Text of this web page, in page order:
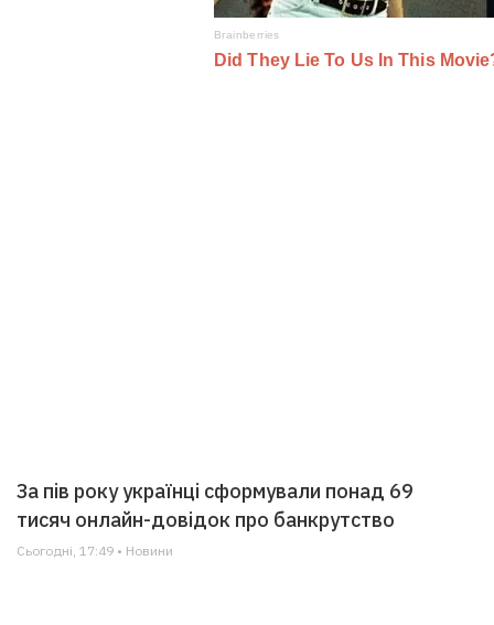
За пів року українці сформували понад 69
тисяч онлайн-довідок про банкрутство
Сьогодні, 17:49 • Новини